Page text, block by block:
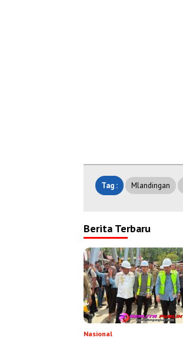
Tag : Mlandingan
Berita Terbaru
Nasional